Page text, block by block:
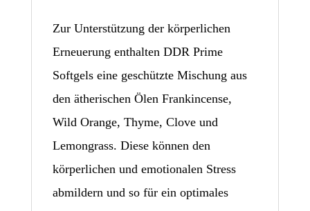
Zur Unterstützung der körperlichen
Erneuerung enthalten DDR Prime
Softgels eine geschützte Mischung aus
den ätherischen Ölen Frankincense,
Wild Orange, Thyme, Clove und
Lemongrass. Diese können den
körperlichen und emotionalen Stress
abmildern und so für ein optimales